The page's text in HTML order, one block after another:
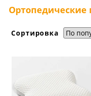
Сортировка